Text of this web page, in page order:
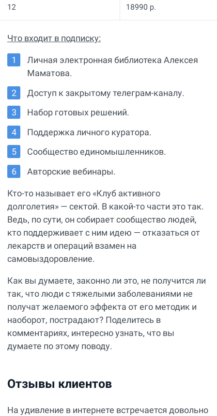
12 18990 р.
Что входит в подписку:
Личная электронная библиотека Алексея
Маматова.
Доступ к закрытому телеграм-каналу.
Набор готовых решений.
Поддержка личного куратора.
Сообщество единомышленников.
Авторские вебинары.
Кто-то называет его «Клуб активного
долголетия» — сектой. В какой-то части это так.
Ведь, по сути, он собирает сообщество людей,
кто поддерживает с ним идею — отказаться от
лекарств и операций взамен на
самовыздоровление.
Как вы думаете, законно ли это, не получится ли
так, что люди с тяжелыми заболеваниями не
получат желаемого эффекта от его методик и
наоборот, пострадают? Поделитесь в
комментариях, интересно узнать, что вы
думаете по этому поводу.
Отзывы клиентов
На удивление в интернете встречается довольно